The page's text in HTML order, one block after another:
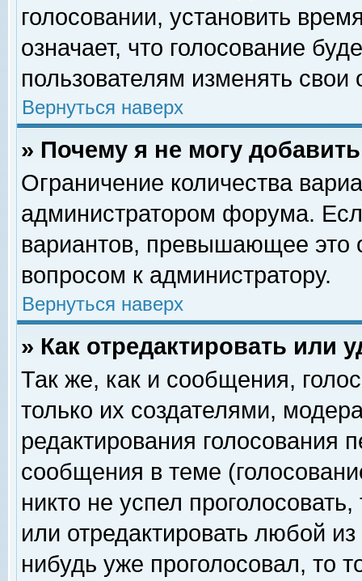
голосовании, установить
означает, что голосование
пользователям изменять свои
Вернуться наверх
» Почему я не могу
Ограничение количества
администратором форума.
вариантов, превышающее это
вопросом к администратору.
Вернуться наверх
» Как отредактировать или
Так же, как и сообщения,
только их создателями,
редактирования голосования
сообщения в теме
никто не успел
или отредактировать любой
нибудь уже проголосовал, то